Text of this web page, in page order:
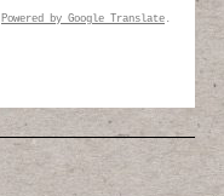
Powered by Google Translate .